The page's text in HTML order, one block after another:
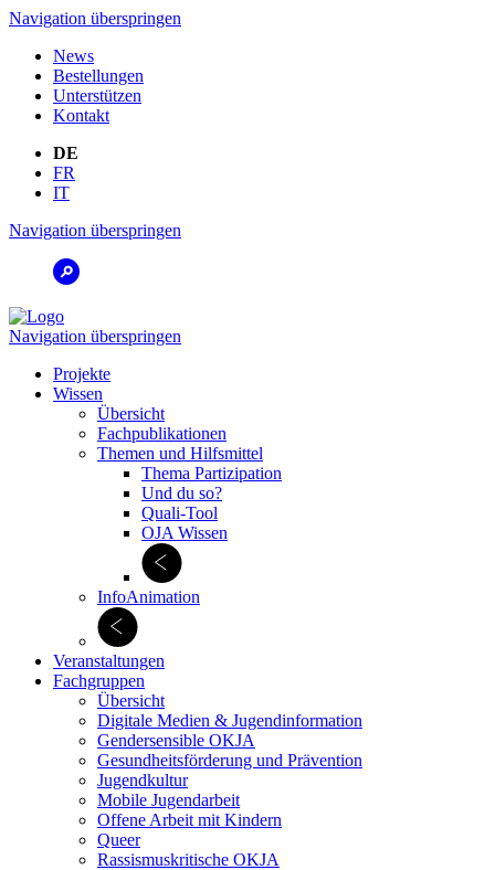
Navigation überspringen
News
Bestellungen
Unterstützen
Kontakt
DE
FR
IT
Navigation überspringen
Navigation überspringen
Projekte
Wissen
Übersicht
Fachpublikationen
Themen und Hilfsmittel
Thema Partizipation
Und du so?
Quali-Tool
OJA Wissen
InfoAnimation
Veranstaltungen
Fachgruppen
Übersicht
Digitale Medien & Jugend­information
Gendersensible OKJA
Gesundheitsförderung und Prävention
Jugendkultur
Mobile Jugendarbeit
Offene Arbeit mit Kindern
Queer
Rassismuskritische OKJA